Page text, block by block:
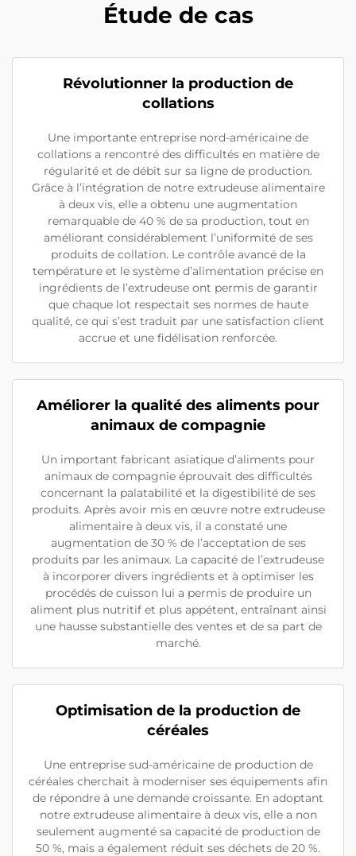
Étude de cas
Révolutionner la production de
collations
Une importante entreprise nord-américaine de
collations a rencontré des difficultés en matière de
régularité et de débit sur sa ligne de production.
Grâce à l’intégration de notre extrudeuse alimentaire
à deux vis, elle a obtenu une augmentation
remarquable de 40 % de sa production, tout en
améliorant considérablement l’uniformité de ses
produits de collation. Le contrôle avancé de la
température et le système d’alimentation précise en
ingrédients de l’extrudeuse ont permis de garantir
que chaque lot respectait ses normes de haute
qualité, ce qui s’est traduit par une satisfaction client
accrue et une fidélisation renforcée.
Améliorer la qualité des aliments pour
animaux de compagnie
Un important fabricant asiatique d’aliments pour
animaux de compagnie éprouvait des difficultés
concernant la palatabilité et la digestibilité de ses
produits. Après avoir mis en œuvre notre extrudeuse
alimentaire à deux vis, il a constaté une
augmentation de 30 % de l’acceptation de ses
produits par les animaux. La capacité de l’extrudeuse
à incorporer divers ingrédients et à optimiser les
procédés de cuisson lui a permis de produire un
aliment plus nutritif et plus appétent, entraînant ainsi
une hausse substantielle des ventes et de sa part de
marché.
Optimisation de la production de
céréales
Une entreprise sud-américaine de production de
céréales cherchait à moderniser ses équipements afin
de répondre à une demande croissante. En adoptant
notre extrudeuse alimentaire à deux vis, elle a non
seulement augmenté sa capacité de production de
50 %, mais a également réduit ses déchets de 20 %.